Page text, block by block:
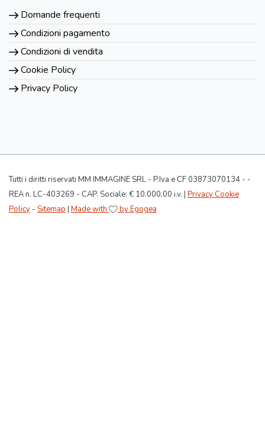
Domande frequenti
Condizioni pagamento
Condizioni di vendita
Cookie Policy
Privacy Policy
Tutti i diritti riservati MM IMMAGINE SRL - P.Iva e CF 03873070134 - -
REA n. LC-403269 - CAP. Sociale: € 10.000,00 i.v. | Privacy Cookie
Policy - Sitemap | Made with by Egogea